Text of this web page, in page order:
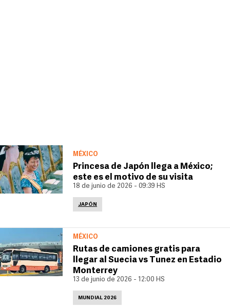
MÉXICO
Princesa de Japón llega a México;
este es el motivo de su visita
18 de junio de 2026 - 09:39 HS
JAPÓN
MÉXICO
Rutas de camiones gratis para
llegar al Suecia vs Tunez en Estadio
Monterrey
13 de junio de 2026 - 12:00 HS
MUNDIAL 2026